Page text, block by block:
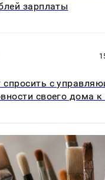
зарплаты
с
своего дома